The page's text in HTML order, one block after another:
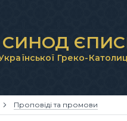
СИНОД
Греко-
Проповіді та промови